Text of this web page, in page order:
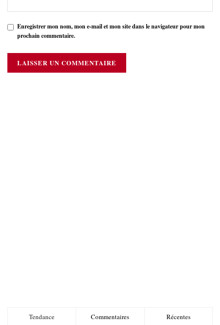
Enregistrer mon nom, mon e-mail et mon site dans le navigateur pour mon
prochain commentaire.
Tendance Commentaires Récentes